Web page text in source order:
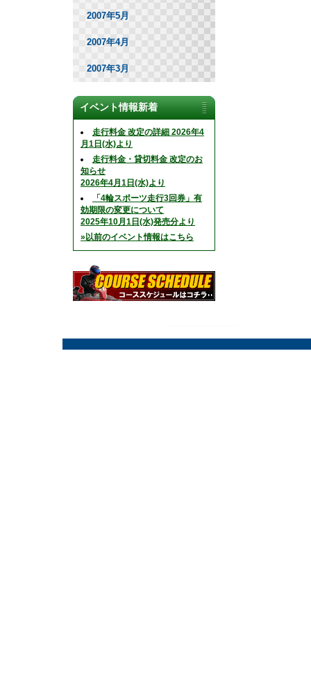
2007年5月
2007年4月
2007年3月
イベント情報新着
走行料金 改定の詳細 2026年4
月1日(水)より
走行料金・貸切料金 改定のお
知らせ
2026年4月1日(水)より
「4輪スポーツ走行3回券」有
効期限の変更について
2025年10月1日(水)発売分より
»以前のイベント情報はこちら